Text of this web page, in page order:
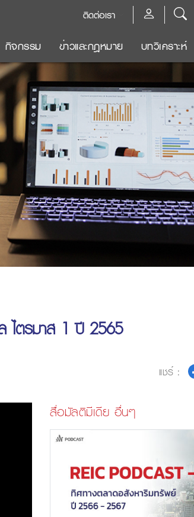
ติดต่อเรา
กิจกรรม ข่าวและกฎหมาย บทวิเคราะห์
ไตรมาส 1 ปี 2565
แชร์ :
สื่อมัลติมีเดีย อื่นๆ